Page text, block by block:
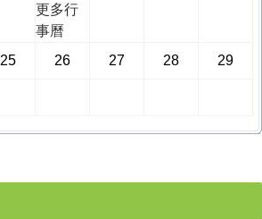
更多行
事曆
25 26 27 28 29